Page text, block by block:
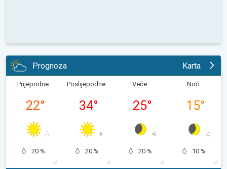
Prognoza Karta
Prijepodne
22°
20 %
Poslijepodne
34°
20 %
Veče
25°
20 %
Noć
15°
10 %